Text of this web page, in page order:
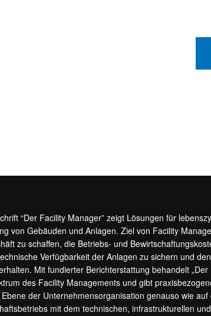
“Der Facility Manager” zeigt Lösungen für
von Gebäuden und Anlagen. Ziel von Facility
zu schaffen, die Betriebs- und
Verfügbarkeit der Anlagen zu sichern und
Mit fundierter Berichterstattung behandelt
des Facility Managements und gibt
der Unternehmensorganisation genauso wie
mit dem technischen, infrastrukturellen